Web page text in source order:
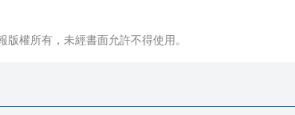
版權所有，未經書面允許不得使用。